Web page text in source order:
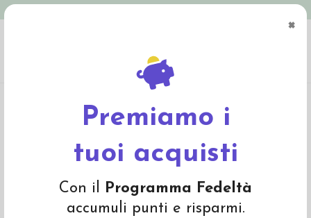
×
Premiamo i
tuoi acquisti
Con il Programma Fedeltà
accumuli punti e risparmi.